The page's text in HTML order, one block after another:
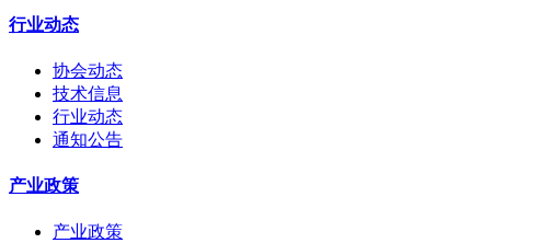
行业动态
协会动态
技术信息
行业动态
通知公告
产业政策
产业政策